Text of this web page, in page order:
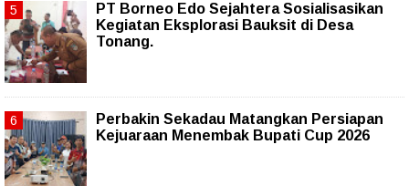
PT Borneo Edo Sejahtera Sosialisasikan
Kegiatan Eksplorasi Bauksit di Desa
Tonang.
Perbakin Sekadau Matangkan Persiapan
Kejuaraan Menembak Bupati Cup 2026